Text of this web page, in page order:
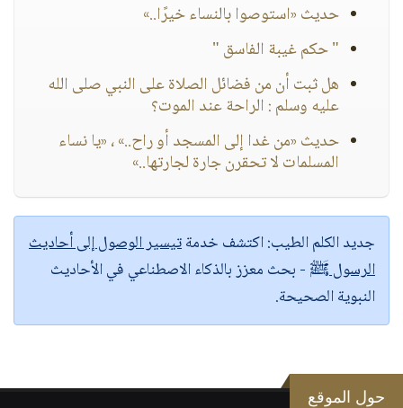
حديث «استوصوا بالنساء خيرًا..»
" حكم غيبة الفاسق "
هل ثبت أن من فضائل الصلاة على النبي صلى الله
عليه وسلم : الراحة عند الموت؟
حديث «من غدا إلى المسجد أو راح..» ، «يا نساء
المسلمات لا تحقرن جارة لجارتها..»
جديد الكلم الطيب:اكتشف خدمةتيسير الوصول إلى أحاديث
الرسول ﷺ - بحث معزز بالذكاء الاصطناعي في الأحاديث
النبوية الصحيحة.
حول الموقع